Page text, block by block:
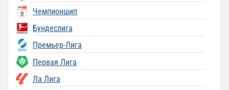
Чемпионшип
Бундеслига
Премьер-Лига
Первая Лига
Ла Лига